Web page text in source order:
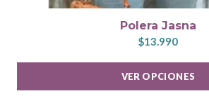
Polera Jasna
$13.990
VER OPCIONES